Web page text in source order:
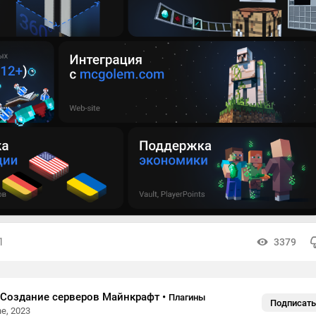
3379
серверов Майнкрафт• Плагины
2023